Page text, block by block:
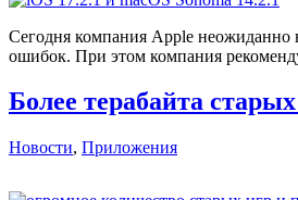
Сегодня компания Apple неожиданно
ошибок. При этом компания
Более терабайта
Новости, Приложения